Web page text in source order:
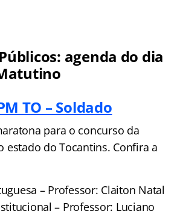
agenda do dia
TO – Soldado
para o concurso da
estado do Tocantins. Confira a
– Professor: Claiton Natal
– Professor: Luciano